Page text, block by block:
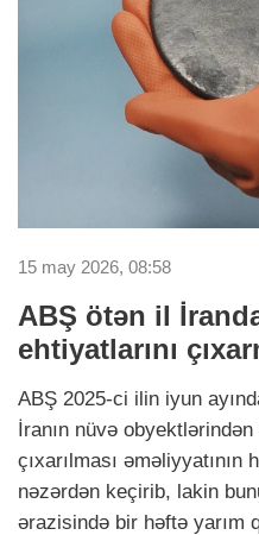
15 may 2026, 08:58
ABŞ ötən il
ehtiyatlarını
ABŞ 2025-ci ilin iyun
İranın nüvə
çıxarılması əməliyyatının
nəzərdən keçirib, lakin
ərazisində bir həftə yarım